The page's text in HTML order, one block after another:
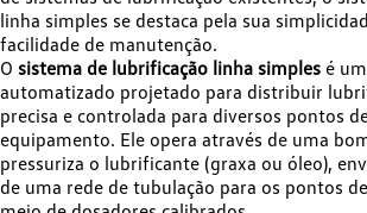
linha simples se destaca pela sua
facilidade de manutenção.
O sistema de lubrificação linha simples é
automatizado projetado para distribuir
precisa e controlada para diversos pontos
equipamento. Ele opera através de uma
pressuriza o lubrificante (graxa ou óleo),
de uma rede de tubulação para os pontos